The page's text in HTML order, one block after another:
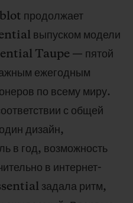
продолжает
выпуском модели
Taupe — пятой
ежегодным
по всему миру.
с общей
дизайн,
в год, возможность
в интернет-
задала ритм,
ВОЗВРАТ
КОНТАКТЫ